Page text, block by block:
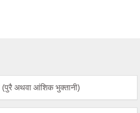
(पुरै अथवा आंशिक भुक्तानी)